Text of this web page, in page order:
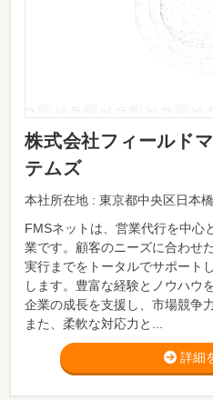
株式会社フィールド
テムズ
本社所在地 : 東京都中央区日本
FMSネットは、営業代行を中心
業です。顧客のニーズに合わせ
実行までをトータルでサポート
します。豊富な経験とノウハウ
企業の成長を支援し、市場競争
また、柔軟な対応力と...
詳細